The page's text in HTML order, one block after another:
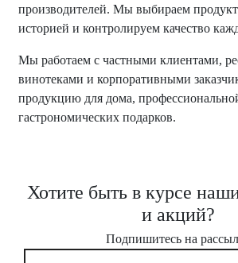
производителей. Мы выбираем
историей и контролируем качество
Мы работаем с частными клиентами,
винотеками и корпоративными
продукцию для дома,
гастрономических подарков.
Хотите быть в курсе
и акций?
Подпишитесь на